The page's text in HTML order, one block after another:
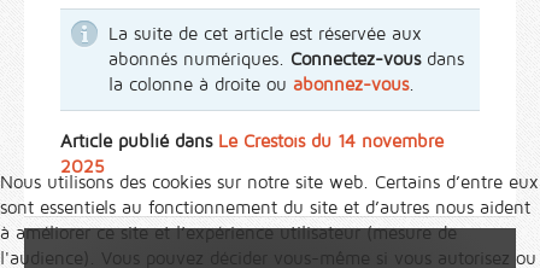
La suite de cet article est réservée aux
abonnés numériques. Connectez-vousdans
la colonne à droite ou abonnez-vous.
Article publié dans Le Crestois du 14 novembre
2025
Nous utilisons des cookies sur notre site web. Certains d’entre eux
sont essentiels au fonctionnement du site et d’autres nous aident
à améliorer ce site et l’expérience utilisateur (mesure de
l'audience). Vous pouvez décider vous-même si vous autorisez ou